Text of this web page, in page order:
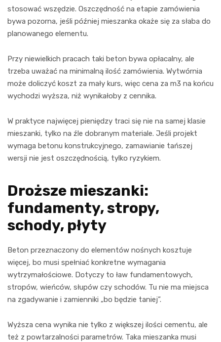
stosować wszędzie. Oszczędność na etapie zamówienia
bywa pozorna, jeśli później mieszanka okaże się za słaba do
planowanego elementu.
Przy niewielkich pracach taki beton bywa opłacalny, ale
trzeba uważać na minimalną ilość zamówienia. Wytwórnia
może doliczyć koszt za mały kurs, więc cena za m3 na końcu
wychodzi wyższa, niż wynikałoby z cennika.
W praktyce najwięcej pieniędzy traci się nie na samej klasie
mieszanki, tylko na źle dobranym materiale. Jeśli projekt
wymaga betonu konstrukcyjnego, zamawianie tańszej
wersji nie jest oszczędnością, tylko ryzykiem.
Droższe mieszanki:
fundamenty, stropy,
schody, płyty
Beton przeznaczony do elementów nośnych kosztuje
więcej, bo musi spełniać konkretne wymagania
wytrzymałościowe. Dotyczy to ław fundamentowych,
stropów, wieńców, słupów czy schodów. Tu nie ma miejsca
na zgadywanie i zamienniki „bo będzie taniej”.
Wyższa cena wynika nie tylko z większej ilości cementu, ale
też z powtarzalności parametrów. Taka mieszanka musi